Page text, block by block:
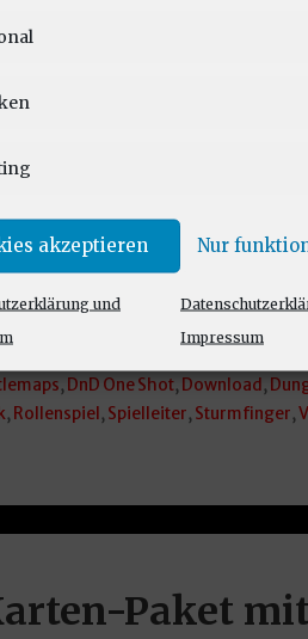
akzeptieren Nur
und
Impressum
1 Kommentar
Spielleiter, hat für unser
erstellt, die wir gerne mit
, DnD One Shot, Download ,
, Rollenspiel , Spielleiter, Sturmfinger,
Paket